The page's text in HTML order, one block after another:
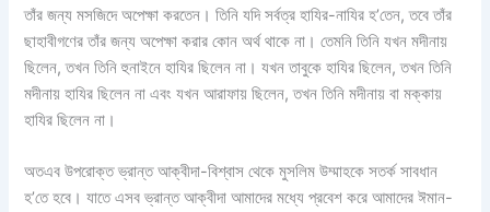
তাঁর জন্য মসজিদে অপেক্ষা করতেন। তিনি যদি সর্বত্র হাযির-নাযির হ’তেন, তবে তাঁর
ছাহাবীগণের তাঁর জন্য অপেক্ষা করার কোন অর্থ থাকে না। তেমনি তিনি যখন মদীনায়
ছিলেন, তখন তিনি হুনাইনে হাযির ছিলেন না। যখন তাবুকে হাযির ছিলেন, তখন তিনি
মদীনায় হাযির ছিলেন না এবং যখন আরাফায় ছিলেন, তখন তিনি মদীনায় বা মক্কায়
হাযির ছিলেন না।
অতএব উপরোক্ত ভ্রান্ত আক্বীদা-বিশ্বাস থেকে মুসলিম উম্মাহকে সতর্ক সাবধান
হ’তে হবে। যাতে এসব ভ্রান্ত আক্বীদা আমাদের মধ্যে প্রবেশ করে আমাদের ঈমান-